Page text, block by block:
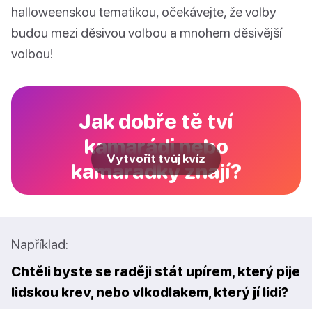
halloweenskou tematikou, očekávejte, že volby
budou mezi děsivou volbou a mnohem děsivější
volbou!
Jak dobře tě tví
kamarádi nebo
kamarádky znají?
Vytvořit tvůj kvíz
Například:
Chtěli byste se raději stát upírem, který pije
lidskou krev, nebo vlkodlakem, který jí lidi?